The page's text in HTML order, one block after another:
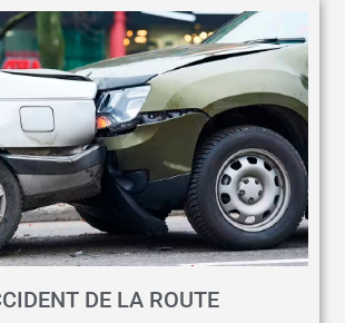
DE LA ROUTE